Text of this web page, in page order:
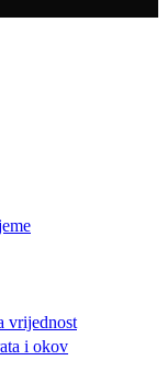
vrijednost
i okov